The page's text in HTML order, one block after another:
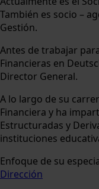
También es socio –
Gestión.
Antes de trabajar
Financieras en
Director General.
A lo largo de su
Financiera y ha
Estructuradas y
instituciones
Enfoque de su
Dirección